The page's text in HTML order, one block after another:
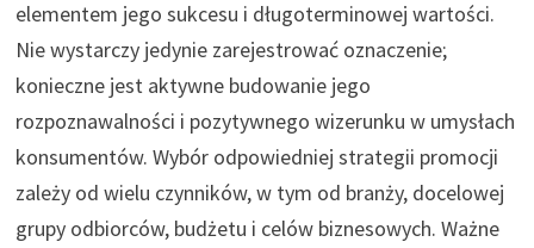
elementem jego sukcesu i długoterminowej wartości.
Nie wystarczy jedynie zarejestrować oznaczenie;
konieczne jest aktywne budowanie jego
rozpoznawalności i pozytywnego wizerunku w umysłach
konsumentów. Wybór odpowiedniej strategii promocji
zależy od wielu czynników, w tym od branży, docelowej
grupy odbiorców, budżetu i celów biznesowych. Ważne